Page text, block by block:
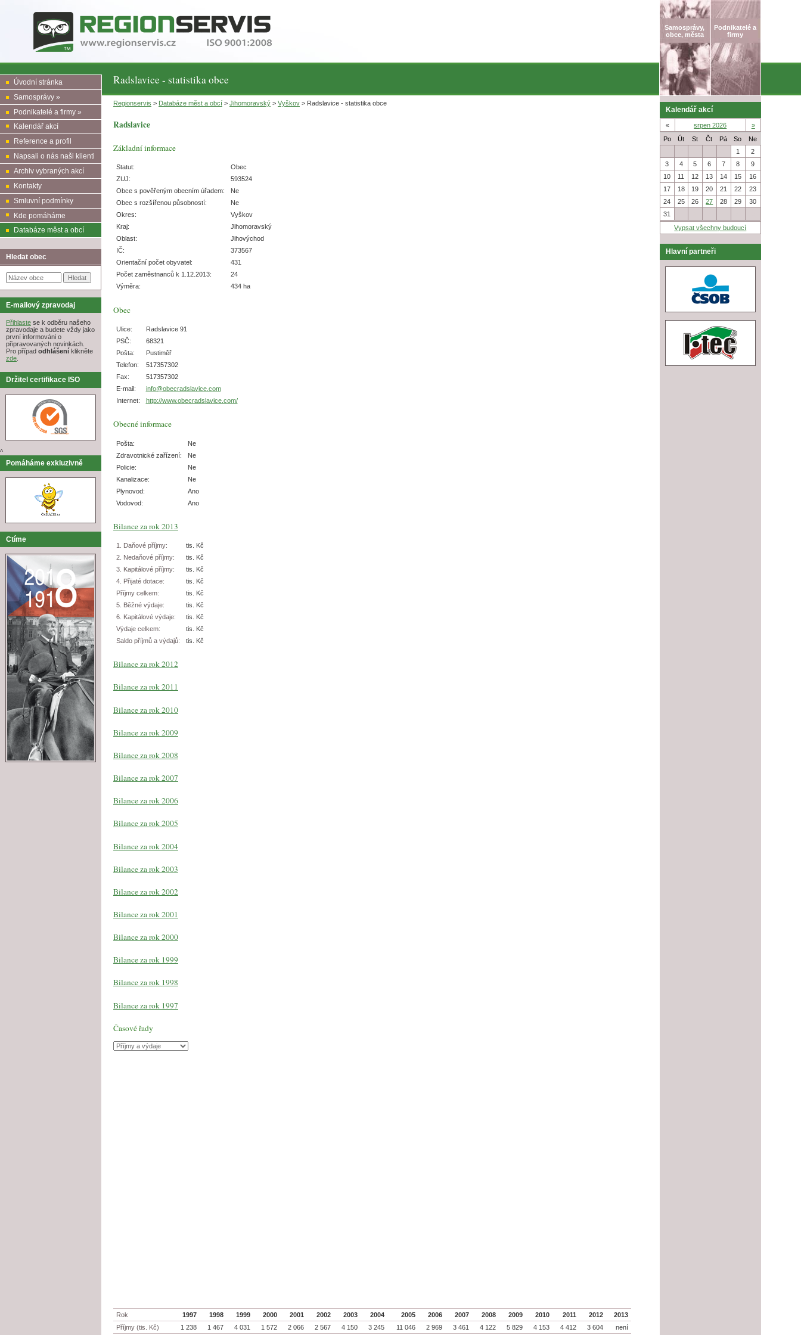
Samosprávy,
obce, města
Podnikatelé a
firmy
Radslavice - statistika obce
Úvodní stránka
Samosprávy »
Podnikatelé a firmy »
Kalendář akcí
Reference a profil
Napsali o nás naši klienti
Archiv vybraných akcí
Kontakty
Smluvní podmínky
Kde pomáháme
Databáze měst a obcí
Hledat obec
E-mailový zpravodaj
Přihlaste se k odběru našeho
zpravodaje a budete vždy jako
první informováni o
připravovaných novinkách.
Pro případ odhlášení klikněte
zde.
Držitel certifikace ISO
^
Pomáháme exkluzivně
Ctíme
Kalendář akcí
« srpen 2026
»
Po
Út St Čt Pá So
Ne
1
2
3
4 5 6 7 8
9
10
11 12 13 14 15
16
17
18 19 20 21 22
23
24
25 26 27 28 29
30
31
Vypsat všechny budoucí
Hlavní partneři
Regionservis > Databáze měst a obcí > Jihomoravský > Vyškov > Radslavice - statistika obce
Radslavice
Základní informace
Statut:
Obec
ZUJ:
593524
Obce s pověřeným obecním úřadem:
Ne
Obec s rozšířenou působností:
Ne
Okres:
Vyškov
Kraj:
Jihomoravský
Oblast:
Jihovýchod
IČ:
373567
Orientační počet obyvatel:
431
Počet zaměstnanců k 1.12.2013:
24
Výměra:
434 ha
Obec
Ulice:
Radslavice 91
PSČ:
68321
Pošta:
Pustiměř
Telefon:
517357302
Fax:
517357302
E-mail:
info@obecradslavice.com
Internet:
http://www.obecradslavice.com/
Obecné informace
Pošta:
Ne
Zdravotnické zařízení:
Ne
Policie:
Ne
Kanalizace:
Ne
Plynovod:
Ano
Vodovod:
Ano
Bilance za rok 2013
1. Daňové příjmy:
tis. Kč
2. Nedaňové příjmy:
tis. Kč
3. Kapitálové příjmy:
tis. Kč
4. Přijaté dotace:
tis. Kč
Příjmy celkem:
tis. Kč
5. Běžné výdaje:
tis. Kč
6. Kapitálové výdaje:
tis. Kč
Výdaje celkem:
tis. Kč
Saldo příjmů a výdajů:
tis. Kč
Bilance za rok 2012
Bilance za rok 2011
Bilance za rok 2010
Bilance za rok 2009
Bilance za rok 2008
Bilance za rok 2007
Bilance za rok 2006
Bilance za rok 2005
Bilance za rok 2004
Bilance za rok 2003
Bilance za rok 2002
Bilance za rok 2001
Bilance za rok 2000
Bilance za rok 1999
Bilance za rok 1998
Bilance za rok 1997
Časové řady
Rok 1997 1998 1999 2000 2001 2002 2003 2004 2005 2006 2007 2008 2009 2010 2011 2012
2013
Příjmy (tis. Kč)
1 238 1 467 4 031 1 572 2 066 2 567 4 150 3 245 11 046 2 969 3 461 4 122 5 829 4 153 4 412 3 604 není